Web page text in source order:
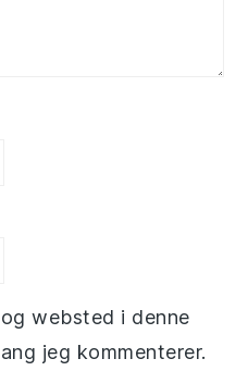
websted i denne
jeg kommenterer.